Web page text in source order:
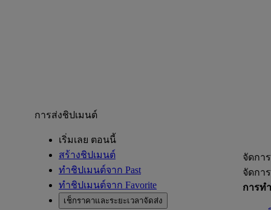
การส่งชิปเมนต์
เริ่มเลย ตอนนี้
สร้างชิปเมนต์
ทำชิปเมนต์จาก Past
ทำชิปเมนต์จาก Favorite
เช็กราคาและระยะเวลาจัดส่ง
จัดกา
จัดกา
การท